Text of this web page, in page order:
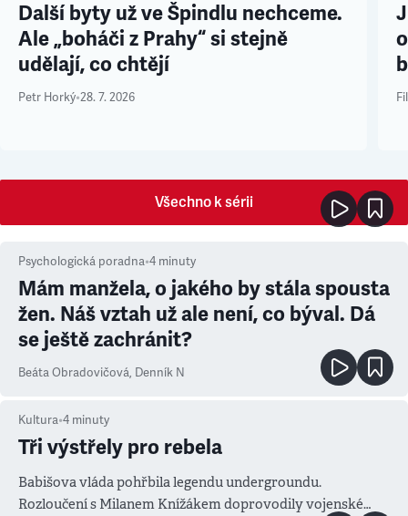
Další byty už ve Špindlu nechceme.
Ale „boháči z Prahy“ si stejně
udělají, co chtějí
Petr Horký•28. 7. 2026
Všechno k sérii
Psychologická poradna•4 minuty
Mám manžela, o jakého by stála spousta
žen. Náš vztah už ale není, co býval. Dá
se ještě zachránit?
Beáta Obradovičová, Denník N
Kultura•4 minuty
Tři výstřely pro rebela
Babišova vláda pohřbila legendu undergroundu.
Rozloučení s Milanem Knížákem doprovodily vojenské